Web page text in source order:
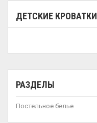
РАЗДЕЛЫ
Постельное белье
ДЕТСКИЕ КРОВАТКИ